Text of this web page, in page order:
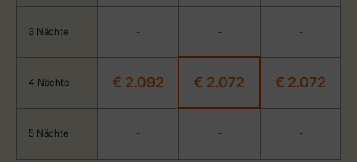
3 Nächte - - -
4 Nächte € 2.092 € 2.072 € 2.072
5 Nächte - - -